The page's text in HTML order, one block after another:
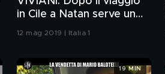
in Cile a Natan serve un
centro per liberarsi dalla
12 mag 2019 | Italia 1
19 MIN